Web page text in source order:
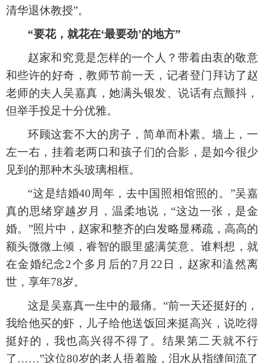
清华退休教授”。
“要花，就花在‘最要劲’的地方”
赵家和究竟是怎样的一个人？带着由衷的敬意
和些许的好奇，教师节前一天，记者登门拜访了赵
老师的夫人吴嘉真，她满头银发、说话有点颤抖，
但举手投足十分优雅。
环顾这套不大的房子，简单而朴素。墙上，一
左一右，挂着老两口和孩子们的合影，是如今很少
见到的那种木头玻璃相框。
“这是结婚40周年，去中国照相馆照的。”吴嘉
真的思绪穿越岁月，温柔地说，“这边一张，是金
婚。”照片中，赵家和整齐的白发略显稀疏，高高的
额头微微上倾，睿智的眼里盛满笑意。谁料想，就
在金婚纪念2个多月后的7月22日，赵家和溘然离
世，享年78岁。
这是吴嘉真一生中的最痛。 “前一天还挺好的，
我给他买的虾，儿子给他送饭回来挺高兴，说吃得
挺好的，我也高兴得不得了。结果第二天就不行
了……”这位80岁的老人捂着脸，泪水从指缝间流了